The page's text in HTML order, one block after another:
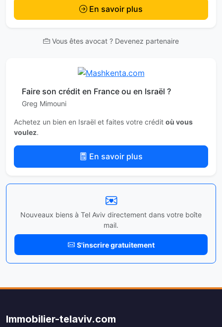
En savoir plus
Vous êtes avocat ? Devenez partenaire
Faire son crédit en France ou en Israël ?
Greg Mimouni
Achetez un bien en Israël et faites votre crédit où vous
voulez.
En savoir plus
Nouveaux biens à Tel Aviv directement dans votre boîte
mail.
S'inscrire gratuitement
Immobilier-telaviv.com